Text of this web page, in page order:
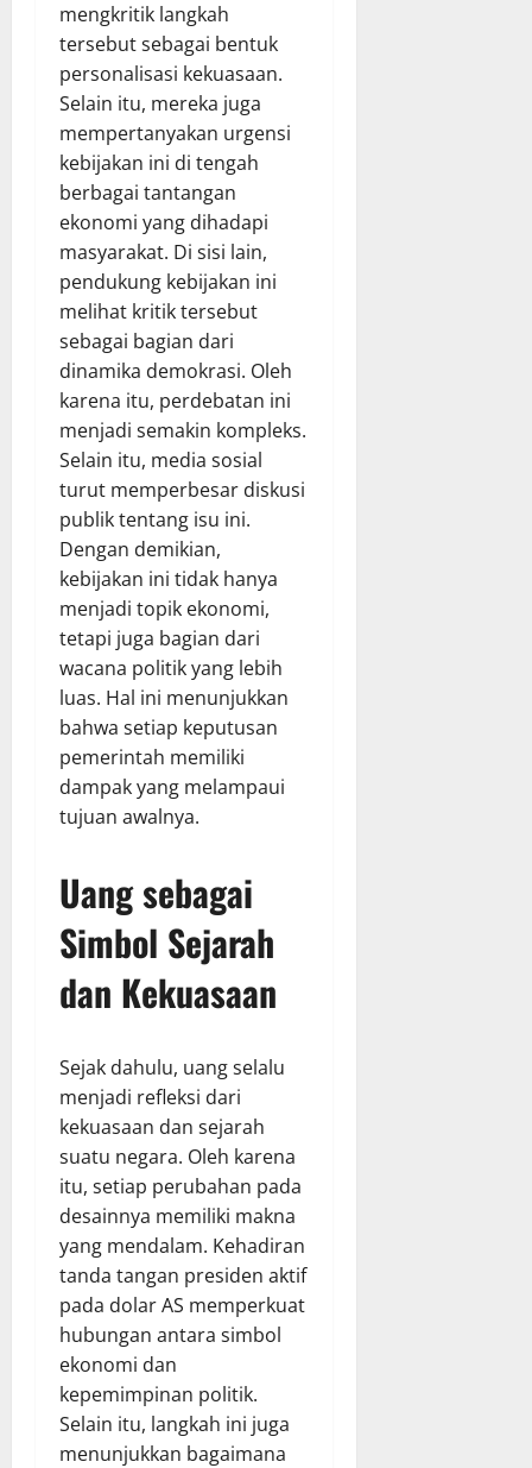
mengkritik langkah
tersebut sebagai bentuk
personalisasi kekuasaan.
Selain itu, mereka juga
mempertanyakan urgensi
kebijakan ini di tengah
berbagai tantangan
ekonomi yang dihadapi
masyarakat. Di sisi lain,
pendukung kebijakan ini
melihat kritik tersebut
sebagai bagian dari
dinamika demokrasi. Oleh
karena itu, perdebatan ini
menjadi semakin kompleks.
Selain itu, media sosial
turut memperbesar diskusi
publik tentang isu ini.
Dengan demikian,
kebijakan ini tidak hanya
menjadi topik ekonomi,
tetapi juga bagian dari
wacana politik yang lebih
luas. Hal ini menunjukkan
bahwa setiap keputusan
pemerintah memiliki
dampak yang melampaui
tujuan awalnya.
Uang sebagai
Simbol Sejarah
dan Kekuasaan
Sejak dahulu, uang selalu
menjadi refleksi dari
kekuasaan dan sejarah
suatu negara. Oleh karena
itu, setiap perubahan pada
desainnya memiliki makna
yang mendalam. Kehadiran
tanda tangan presiden aktif
pada dolar AS memperkuat
hubungan antara simbol
ekonomi dan
kepemimpinan politik.
Selain itu, langkah ini juga
menunjukkan bagaimana